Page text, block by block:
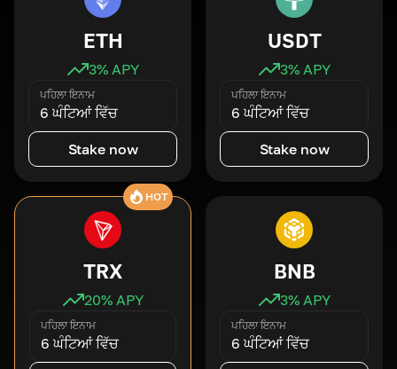
ETH
3% APY
ਪਹਿਲਾ ਇਨਾਮ
6 ਘੰਟਿਆਂ ਵਿੱਚ
Stake now
USDT
3% APY
ਪਹਿਲਾ ਇਨਾਮ
6 ਘੰਟਿਆਂ ਵਿੱਚ
Stake now
HOT
TRX
20% APY
ਪਹਿਲਾ ਇਨਾਮ
6 ਘੰਟਿਆਂ ਵਿੱਚ
BNB
3% APY
ਪਹਿਲਾ ਇਨਾਮ
6 ਘੰਟਿਆਂ ਵਿੱਚ